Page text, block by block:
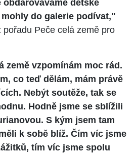
dětské
do galerie podívat,"
Peče celá země pro
země vzpomínám moc rád.
co teď dělám, mám právě
Nebýt soutěže, tak se
Hodně jsme se sblížili
S kým jsem tam
k sobě blíž. Čím víc jsme
tím víc jsme spolu